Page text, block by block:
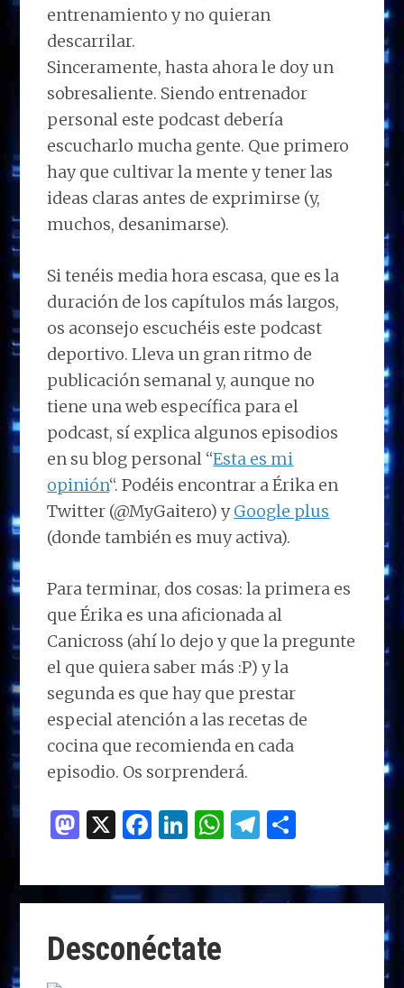
entrenamiento y no quieran
descarrilar.
Sinceramente, hasta ahora le doy un
sobresaliente. Siendo entrenador
personal este podcast debería
escucharlo mucha gente. Que primero
hay que cultivar la mente y tener las
ideas claras antes de exprimirse (y,
muchos, desanimarse).
Si tenéis media hora escasa, que es la
duración de los capítulos más largos,
os aconsejo escuchéis este podcast
deportivo. Lleva un gran ritmo de
publicación semanal y, aunque no
tiene una web específica para el
podcast, sí explica algunos episodios
en su blog personal “Esta es mi
opinión“. Podéis encontrar a Érika en
Twitter (@MyGaitero) yGoogle plus
(donde también es muy activa).
Para terminar, dos cosas: la primera es
que Érika es una aficionada al
Canicross (ahí lo dejo y que la pregunte
el que quiera saber más :P) y la
segunda es que hay que prestar
especial atención a las recetas de
cocina que recomienda en cada
episodio. Os sorprenderá.
M
to
d
o
n
X F
ce
b
o
o
Li
k
e
dI
n
W
at
s
T
e
g
m
p
Desconéctate